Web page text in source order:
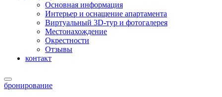
Основная информация
Интерьер и оснащение апартамента
Виртуальный 3D-тур и фотогалерея
Местонахождение
Окрестности
Отзывы
контакт
бронирование